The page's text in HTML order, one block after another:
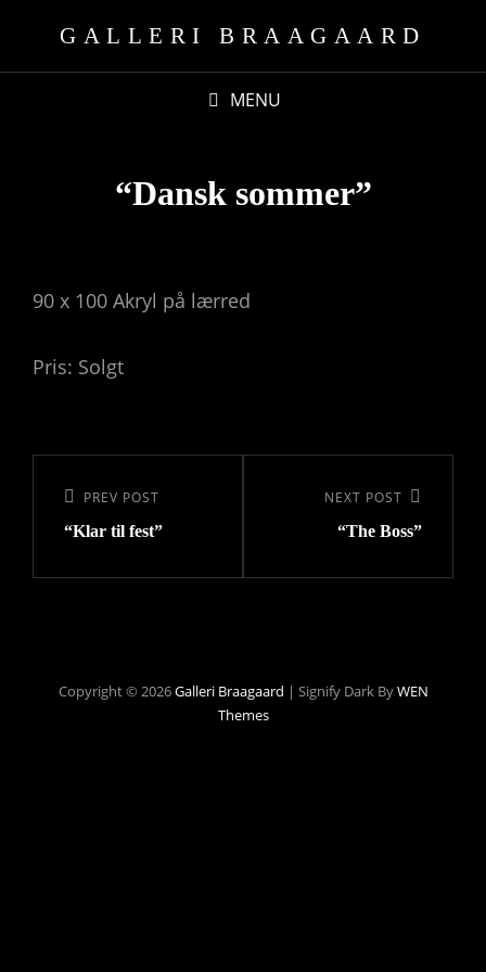
GALLERI BRAAGAARD
MENU
“Dansk sommer”
90 x 100 Akryl på lærred
Pris: Solgt
Previous
Post
PREV POST
“Klar til fest”
NEXT POST
“The Boss”
Copyright © 2026Galleri Braagaard | Signify Dark ByWEN
Themes